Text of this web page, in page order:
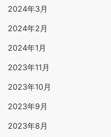
2024年3月
2024年2月
2024年1月
2023年11月
2023年10月
2023年9月
2023年8月